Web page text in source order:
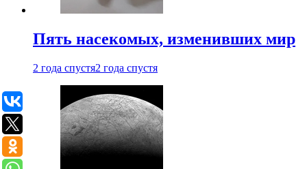
Пять насекомых, изменивших мир
2 года спустя2 года спустя